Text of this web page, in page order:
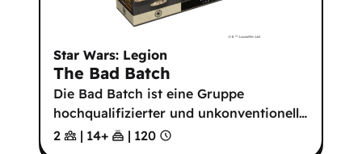
Star Wars: Legion
The Bad Batch
Die Bad Batch ist eine Gruppe
hochqualifizierter und unkonventionell…
2
| 14+ | 120